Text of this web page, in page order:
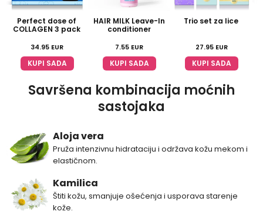
Perfect dose of
COLLAGEN 3 pack
34.95 EUR
KUPI SADA
HAIR MILK Leave-In
conditioner
7.55 EUR
KUPI SADA
Trio set za lice
27.95 EUR
KUPI SADA
Savršena kombinacija moćnih
sastojaka
Aloja vera
Pruža intenzivnu hidrataciju i održava kožu mekom i
elastičnom.
Kamilica
Štiti kožu, smanjuje ošećenja i usporava starenje
kože.